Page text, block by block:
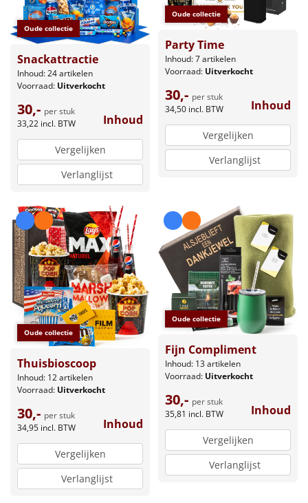
Oude collectie
Snackattractie
Inhoud: 24 artikelen
Voorraad: Uitverkocht
30,- per stuk
33,22 incl. BTW Inhoud
Vergelijken
Verlanglijst
Oude collectie
Party Time
Inhoud: 7 artikelen
Voorraad: Uitverkocht
30,- per stuk
34,50 incl. BTW Inhoud
Vergelijken
Verlanglijst
Oude collectie
Thuisbioscoop
Inhoud: 12 artikelen
Voorraad: Uitverkocht
30,- per stuk
34,95 incl. BTW Inhoud
Vergelijken
Verlanglijst
Oude collectie
Fijn Compliment
Inhoud: 13 artikelen
Voorraad: Uitverkocht
30,- per stuk
35,81 incl. BTW Inhoud
Vergelijken
Verlanglijst